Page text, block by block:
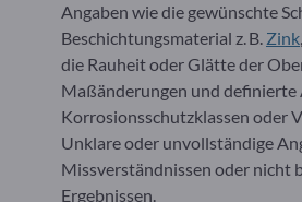
Angaben wie die gewünschte
Beschichtungsmaterial z. B. Zink,
die Rauheit oder Glätte der
Maßänderungen und definierte
Korrosionsschutzklassen oder
Unklare oder unvollständige
Missverständnissen oder nicht
Ergebnissen.